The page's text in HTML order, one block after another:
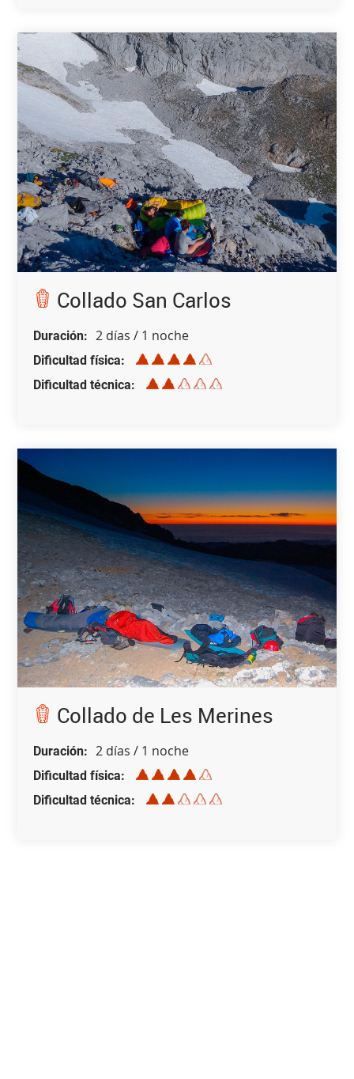
Collado San Carlos
Duración 2 días / 1 noche
Dificultad física
Dificultad técnica
Collado de Les Merines
Duración 2 días / 1 noche
Dificultad física
Dificultad técnica